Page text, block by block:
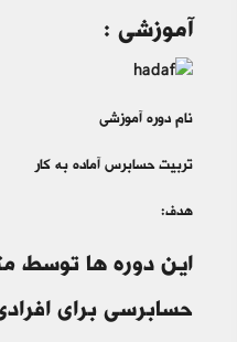
آموزشی :
نام دوره آموزشی
تربیت حسابرس آماده به کار
هدف:
این دوره ها توسط
حسابرسی برای